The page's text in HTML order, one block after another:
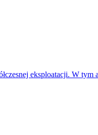
eksploatacji. W tym